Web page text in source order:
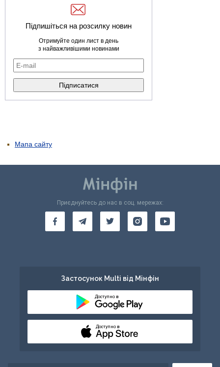
Підпишіться на розсилку новин
Отримуйте один лист в день
з найважливішими новинами
Мапа сайту
Приєднуйтесь до нас в соц. мережах:
Застосунок Multi від Мінфін
Доступно в
Доступно в